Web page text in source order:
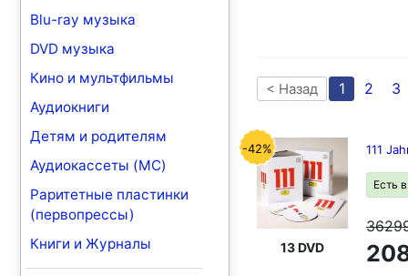
Blu-ray музыка
DVD музыка
Кино и мультфильмы
Аудиокниги
Детям и родителям
Аудиокассеты (MC)
Раритетные пластинки
(первопрессы)
Книги и Журналы
< Назад 1 2 3
-42%
13 DVD
111
Есть